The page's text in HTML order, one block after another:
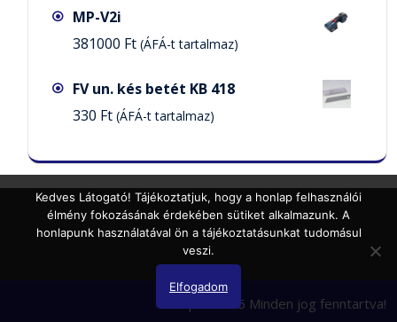
MP-V2i
381000 Ft (ÁFÁ-t tartalmaz)
FV un. kés betét KB 418
330 Ft (ÁFÁ-t tartalmaz)
Minipak 2025 Minden jog fenntartva!
Kedves Látogató! Tájékoztatjuk, hogy a honlap felhasználói
élmény fokozásának érdekében sütiket alkalmazunk. A
honlapunk használatával ön a tájékoztatásunkat tudomásul
veszi.
Elfogadom